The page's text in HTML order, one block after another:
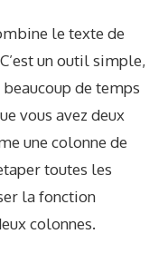
le texte de
un outil simple,
de temps
vous avez deux
une colonne de
toutes les
la fonction
colonnes.